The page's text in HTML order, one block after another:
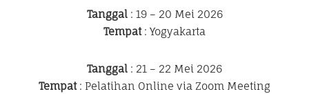
Tanggal: 19 – 20 Mei 2026
Tempat: Yogyakarta
Tanggal : 21 – 22 Mei 2026
Tempat: Pelatihan Online via Zoom Meeting